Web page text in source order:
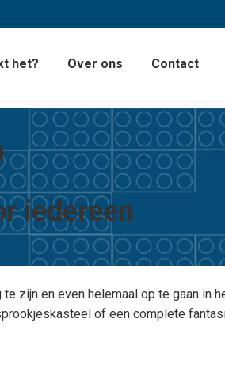
het? Over ons Contact
iedereen
zijn en even helemaal op te gaan in
of een complete